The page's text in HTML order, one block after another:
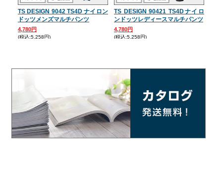
TS DESIGN 9042 TS4D ナイロン
ドッツメンズマルチパンツ
4,780円
(税込:5,258円)
TS DESIGN 90421 TS4Dナイロ
ンドッツレディースマルチパンツ
4,780円
(税込:5,258円)